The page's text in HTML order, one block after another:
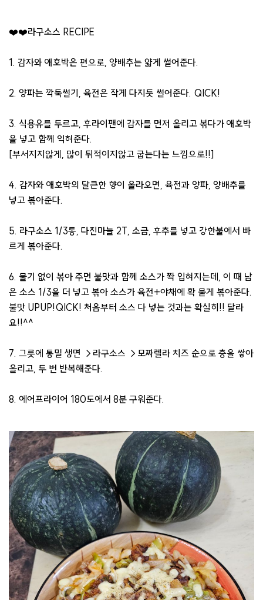
❤️❤️라구소스 RECIPE
1. 감자와 애호박은 편으로, 양배추는 얇게 썰어준다.
2. 양파는 깍둑썰기, 육전은 작게 다지듯 썰어준다. QICK!
3. 식용유를 두르고, 후라이팬에 감자를 먼저 올리고 볶다가 애호박
을 넣고 함께 익혀준다.
[부서지지않게, 많이 뒤적이지않고 굽는다는 느낌으로!!]
4. 감자와 애호박의 달큰한 향이 올라오면, 육전과 양파, 양배추를
넣고 볶아준다.
5. 라구소스 1/3통, 다진마늘 2T, 소금, 후추를 넣고 강한불에서 빠
르게 볶아준다.
6. 물기 없이 볶아 주면 불맛과 함께 소스가 쫙 입혀지는데, 이 때 남
은 소스 1/3을 더 넣고 볶아 소스가 육전+야채에 확 묻게 볶아준다.
불맛 UPUP!QICK! 처음부터 소스 다 넣는 것과는 확실히!! 달라
요!!^^
7. 그릇에 통밀 생면 →라구소스 →모짜렐라 치즈 순으로 층을 쌓아
올리고, 두 번 반복해준다.
8. 에어프라이어 180도에서 8분 구워준다.